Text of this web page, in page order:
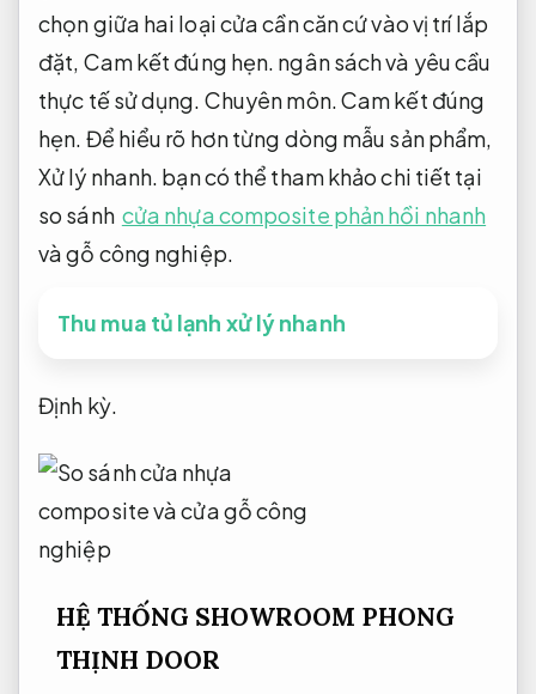
chọn giữa hai loại cửa cần căn cứ vào vị trí lắp
đặt, Cam kết đúng hẹn. ngân sách và yêu cầu
thực tế sử dụng. Chuyên môn.Cam kết đúng
hẹn. Để hiểu rõ hơn từng dòng mẫu sản phẩm,
Xử lý nhanh. bạn có thể tham khảo chi tiết tại
so sánh cửa nhựa composite phản hồi nhanh
và gỗ công nghiệp.
Thu mua tủ lạnh xử lý nhanh
Định kỳ.
HỆ THỐNG SHOWROOM PHONG
THỊNH DOOR